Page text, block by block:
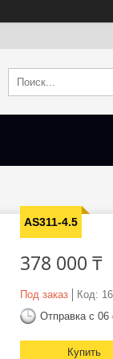
AS311-4.5
378 000 ₸
Под заказ Код:
Отправка с 06
Купить